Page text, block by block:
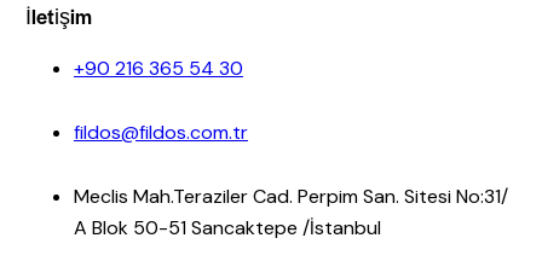
İletişim
+90 216 365 54 30
fildos@fildos.com.tr
Meclis Mah.Teraziler Cad. Perpim San. Sitesi No:31/
A Blok 50-51 Sancaktepe /İstanbul